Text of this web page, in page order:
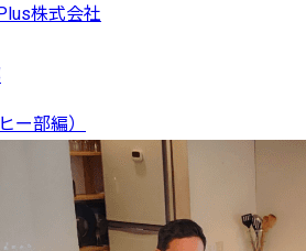
株式会社
ー部編）